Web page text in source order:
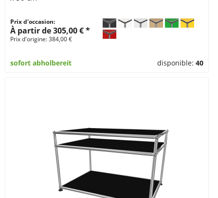
Prix d'occasion:
À partir de 305,00 € *
Prix d'origine: 384,00 €
sofort abholbereit disponible:40